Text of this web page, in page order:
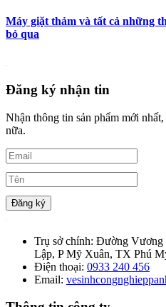
Máy giặt thảm và tất cả những
bỏ qua
Đăng ký nhận tin
Nhận thông tin sản phẩm mới
nữa.
Đăng ký
Trụ sở chính: Đường Vương
Lập, P Mỹ Xuân, TX Phú
Điện thoại: 0933 240 456
Email: